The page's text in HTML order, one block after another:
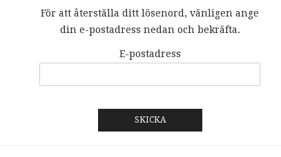
För att återställa ditt lösenord, vänligen ange
din e-postadress nedan och bekräfta.
E-postadress